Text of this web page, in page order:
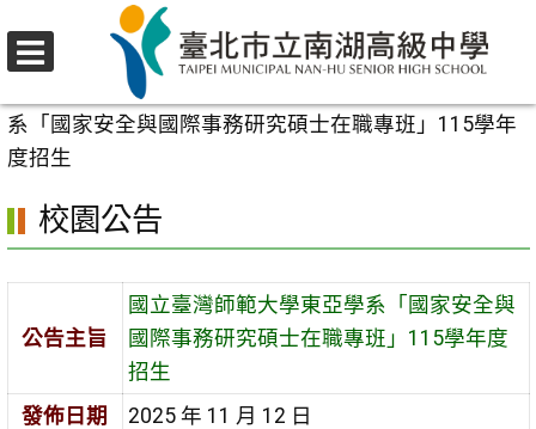
至
要
內
校園公告
系「國家安全與國際事務研究碩士在職專班」115學年
度招生
校園公告
公告主旨
國立臺灣師範大學東亞學系「國家安全與
國際事務研究碩士在職專班」115學年度
招生
發佈日期
2025 年 11 月 12 日
選
單